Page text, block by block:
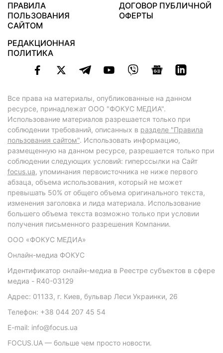
ПРАВИЛА
ПОЛЬЗОВАНИЯ
САЙТОМ
ДОГОВОР ПУБЛИЧНОЙ
ОФЕРТЫ
РЕДАКЦИОННАЯ
ПОЛИТИКА
Все права на материалы, опубликованные на данном
ресурсе, принадлежат ООО "ФОКУС МЕДИА".
Использование материалов разрешается только при
соблюдении требований, описанных в разделе "Правила
пользования сайтом". Использовать информацию,
размещенную на данном ресурсе, разрешается только при
соблюдении следующих условий: гиперссылки на Сайт
focus.ua, упоминания первоисточника не ниже первого
абзаца, объема использования, который не может
превышать 50% от общего объема оригинального текста,
изменения заголовка и лида материала. Использование
большего объема текста возможно только при условии
получения письменного разрешения Компании.
ООО «ФОКУС МЕДИА»
Онлайн-медиа ФОКУС
Идентификатор онлайн-медиа в Реестре субъектов в сфере
медиа - R40-03129
Адрес: 01133, г. Киев, бульвар Леси Украинки, 26
Телефон: +38 044 207 45 54
E-mail: info@focus.ua
FOCUS.UA — больше чем просто новости.